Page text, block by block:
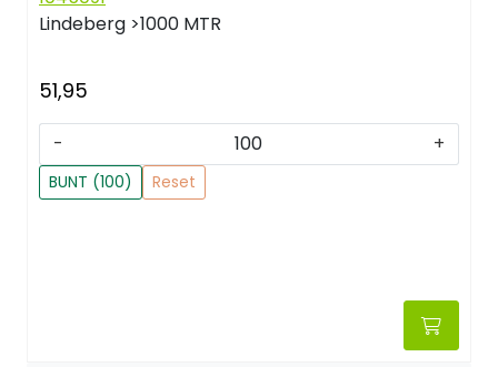
Lindeberg >1000 MTR
51,95
- +
BUNT (100) Reset